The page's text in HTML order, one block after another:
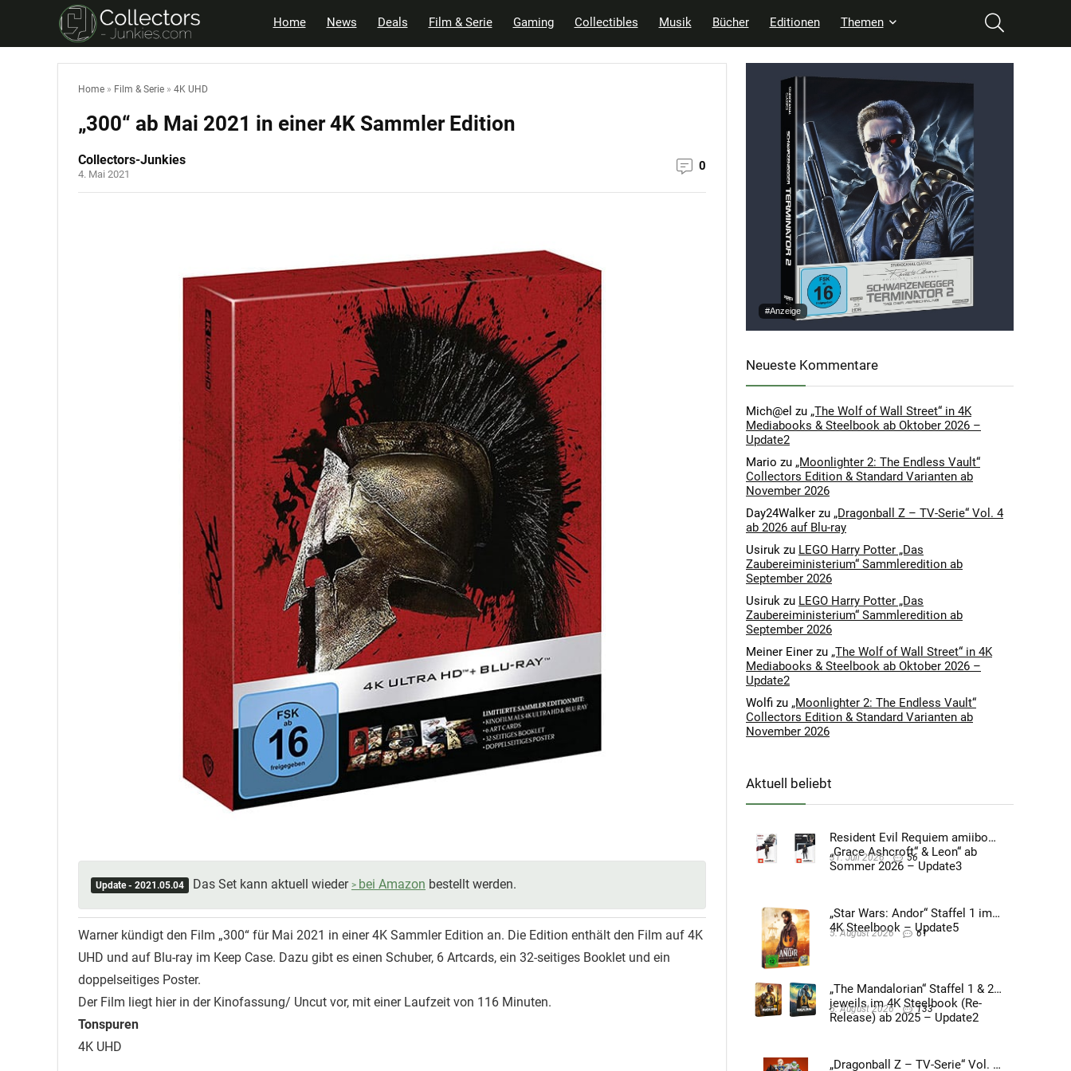
Home News Deals Film & Serie Gaming Collectibles Musik Bücher Editionen Themen
Home » Film & Serie » 4K UHD
„300“ ab Mai 2021 in einer 4K Sammler Edition
Collectors-Junkies
4. Mai 2021
0
Update - 2021.05.04 Das Set kann aktuell wieder bei Amazon bestellt werden.
Warner kündigt den Film „300“ für Mai 2021 in einer 4K Sammler Edition an. Die Edition enthält den Film auf 4K
UHD und auf Blu-ray im Keep Case. Dazu gibt es einen Schuber, 6 Artcards, ein 32-seitiges Booklet und ein
doppelseitiges Poster.
Der Film liegt hier in der Kinofassung/ Uncut vor, mit einer Laufzeit von 116 Minuten.
Tonspuren
4K UHD
#Anzeige
Neueste Kommentare
Mich@el zu „The Wolf of Wall Street“ in 4K
Mediabooks & Steelbook ab Oktober 2026 –
Update2
Mario zu „Moonlighter 2: The Endless Vault“
Collectors Edition & Standard Varianten ab
November 2026
Day24Walker zu „Dragonball Z – TV-Serie“ Vol. 4
ab 2026 auf Blu-ray
Usiruk zu LEGO Harry Potter „Das
Zaubereiministerium“ Sammleredition ab
September 2026
Usiruk zu LEGO Harry Potter „Das
Zaubereiministerium“ Sammleredition ab
September 2026
Meiner Einer zu „The Wolf of Wall Street“ in 4K
Mediabooks & Steelbook ab Oktober 2026 –
Update2
Wolfi zu „Moonlighter 2: The Endless Vault“
Collectors Edition & Standard Varianten ab
November 2026
Aktuell beliebt
Resident Evil Requiem amiibo
„Grace Ashcroft“ & Leon“ ab
Sommer 2026 – Update3
31. Juli 2026 56
„Star Wars: Andor“ Staffel 1 im
4K Steelbook – Update5
5. August 2026 61
„The Mandalorian“ Staffel 1 & 2
jeweils im 4K Steelbook (Re-
Release) ab 2025 – Update2
5. August 2026 133
„Dragonball Z – TV-Serie“ Vol. 4